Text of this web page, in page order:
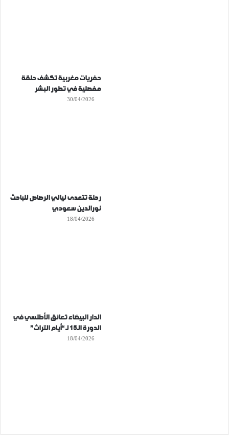
حفريات مغربية تكشف حلقة
مفصلية في تطور البشر
30/04/2026
رحلة تتعدى ليالي الرصاص للباحث
نورالدين سعودي
18/04/2026
الدار البيضاء تعانق الأطلسي في
الدورة الـ15 لـ “أيام التراث”
18/04/2026